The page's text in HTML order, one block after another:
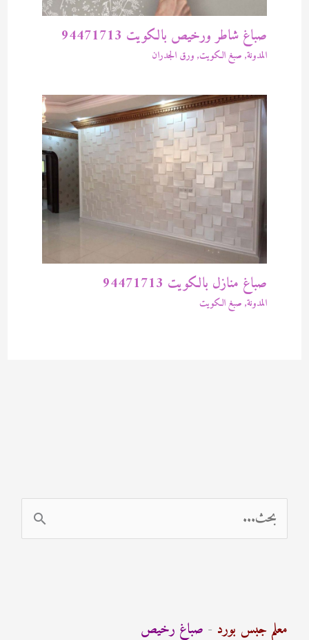
صباغ شاطر ورخيص بالكويت 94471713
المدونة, صبغ الكويت, ورق الجدران
صباغ منازل بالكويت 94471713
المدونة, صبغ الكويت
ل
ث
معلم جبس بورد - صباغ رخيص